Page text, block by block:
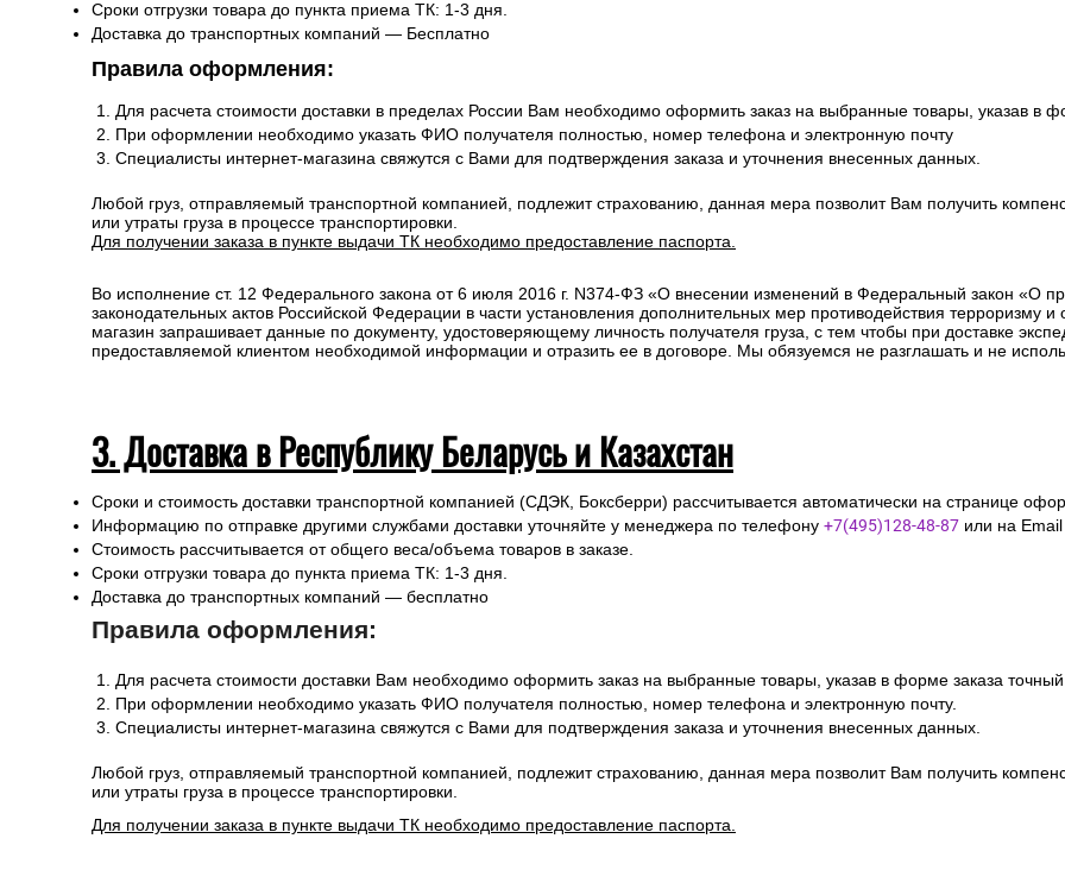
Сроки отгрузки товара до пункта приема ТК: 1-3 дня.
Доставка до транспортных компаний — Бесплатно
Правила оформления:
Для расчета стоимости доставки в пределах России Вам необходимо оформить заказ на выбранные товары, указав в
При оформлении необходимо указать ФИО получателя полностью, номер телефона и электронную почту
Специалисты интернет-магазина свяжутся с Вами для подтверждения заказа и уточнения внесенных данных.
Любой груз, отправляемый транспортной компанией, подлежит страхованию, данная мера позволит Вам получить
или утраты груза в процессе транспортировки.
Для получении заказа в пункте выдачи ТК необходимо предоставление паспорта.
Во исполнение ст. 12 Федерального закона от 6 июля 2016 г. N374-ФЗ «О внесении изменений в Федеральный закон «О
законодательных актов Российской Федерации в части установления дополнительных мер противодействия терроризму
магазин запрашивает данные по документу, удостоверяющему личность получателя груза, с тем чтобы при доставке
предоставляемой клиентом необходимой информации и отразить ее в договоре. Мы обязуемся не разглашать и не
3. Доставка в Республику Беларусь и Казахстан
Сроки и стоимость доставки транспортной компанией (СДЭК, Боксберри) рассчитывается автоматически на странице
Информацию по отправке другими службами доставки уточняйте у менеджера по телефону +7(495)128-48-87 или на Email
Стоимость рассчитывается от общего веса/объема товаров в заказе.
Сроки отгрузки товара до пункта приема ТК: 1-3 дня.
Доставка до транспортных компаний — бесплатно
Правила оформления:
Для расчета стоимости доставки Вам необходимо оформить заказ на выбранные товары, указав в форме заказа точный
При оформлении необходимо указать ФИО получателя полностью, номер телефона и электронную почту.
Специалисты интернет-магазина свяжутся с Вами для подтверждения заказа и уточнения внесенных данных.
Любой груз, отправляемый транспортной компанией, подлежит страхованию, данная мера позволит Вам получить
или утраты груза в процессе транспортировки.
Для получении заказа в пункте выдачи ТК необходимо предоставление паспорта.